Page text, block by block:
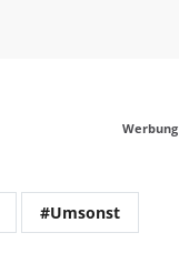
Werbung
#Umsonst